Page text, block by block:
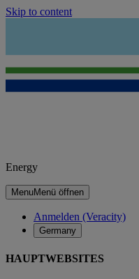
Skip to content
Energy
MenuMenü öffnen
Anmelden (Veracity)
Germany
HAUPTWEBSITES